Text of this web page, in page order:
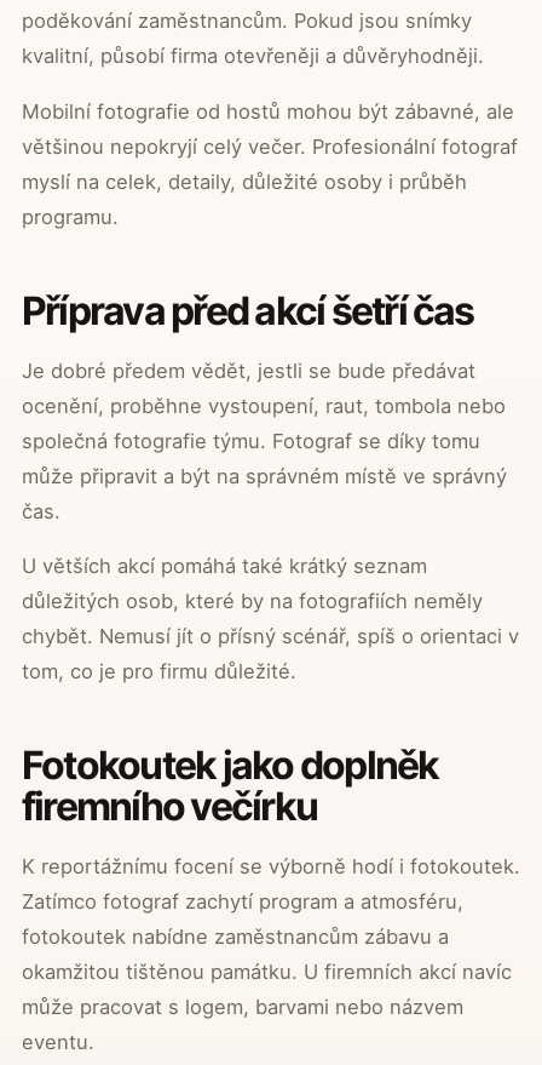
poděkování zaměstnancům. Pokud jsou snímky
kvalitní, působí firma otevřeněji a důvěryhodněji.
Mobilní fotografie od hostů mohou být zábavné, ale
většinou nepokryjí celý večer. Profesionální fotograf
myslí na celek, detaily, důležité osoby i průběh
programu.
Příprava před akcí šetří čas
Je dobré předem vědět, jestli se bude předávat
ocenění, proběhne vystoupení, raut, tombola nebo
společná fotografie týmu. Fotograf se díky tomu
může připravit a být na správném místě ve správný
čas.
U větších akcí pomáhá také krátký seznam
důležitých osob, které by na fotografiích neměly
chybět. Nemusí jít o přísný scénář, spíš o orientaci v
tom, co je pro firmu důležité.
Fotokoutek jako doplněk
firemního večírku
K reportážnímu focení se výborně hodí i fotokoutek.
Zatímco fotograf zachytí program a atmosféru,
fotokoutek nabídne zaměstnancům zábavu a
okamžitou tištěnou památku. U firemních akcí navíc
může pracovat s logem, barvami nebo názvem
eventu.